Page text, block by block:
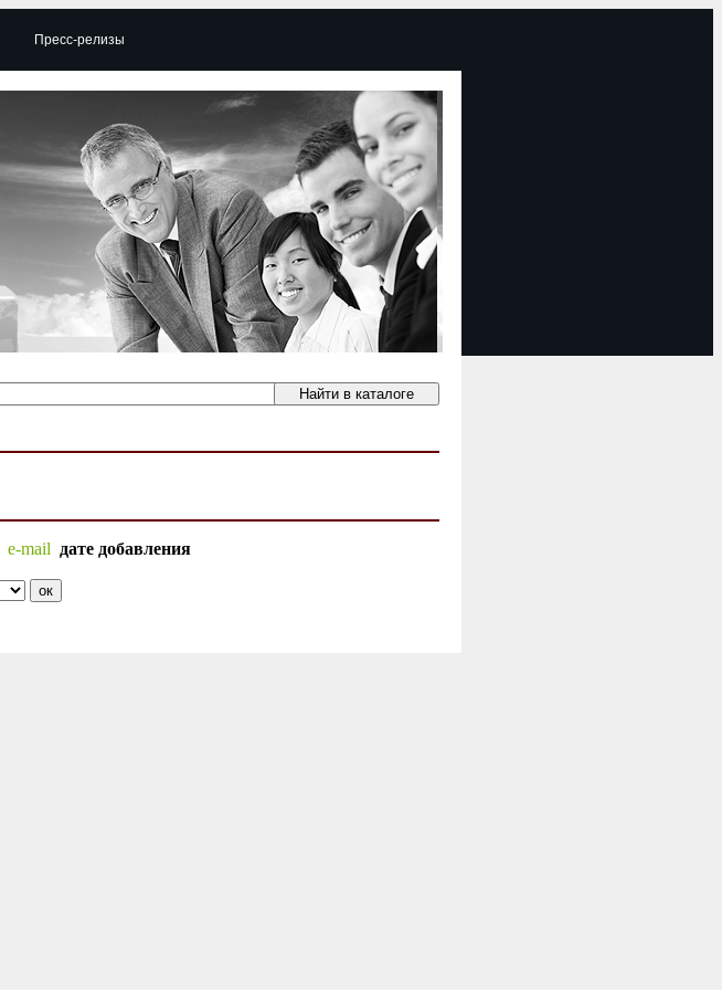
Пресс-релизы
e-mail дате добавления